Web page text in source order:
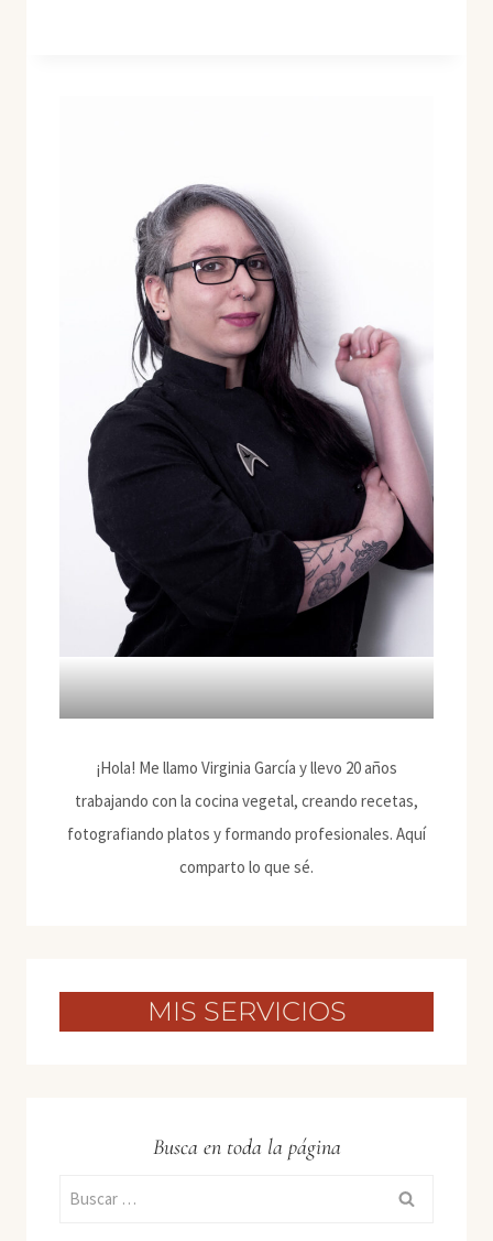
¡Hola! Me llamo Virginia García y llevo 20 años
trabajando con la cocina vegetal, creando recetas,
fotografiando platos y formando profesionales. Aquí
comparto lo que sé.
MIS SERVICIOS
Busca en toda la página
Buscar: